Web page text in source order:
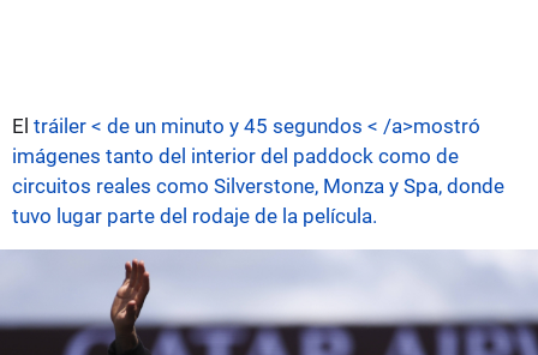
El tráiler < de un minuto y 45 segundos < /a>mostró
imágenes tanto del interior del paddock como de
circuitos reales como Silverstone, Monza y Spa, donde
tuvo lugar parte del rodaje de la película.